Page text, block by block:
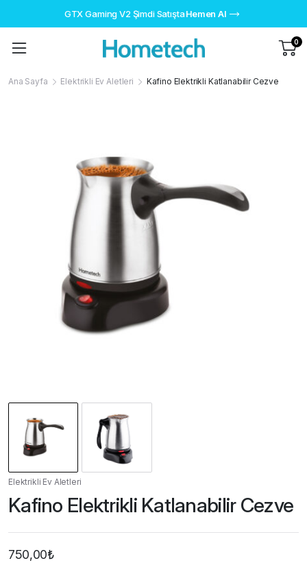
GTX Gaming V2 Şimdi SatıştaHemen Al
0
Ana Sayfa Elektrikli Ev Aletleri Kafino Elektrikli Katlanabilir Cezve
Elektrikli Ev Aletleri
Kafino Elektrikli Katlanabilir Cezve
750,00₺